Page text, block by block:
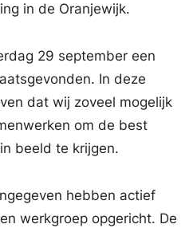
in de Oranjewijk.
29 september een
In deze
dat wij zoveel mogelijk
om de best
beeld te krijgen.
hebben actief
werkgroep opgericht. De